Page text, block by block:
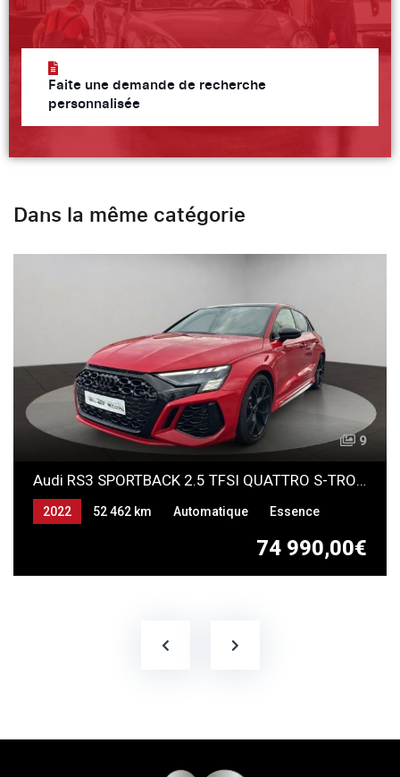
Faite une demande de recherche
personnalisée
Dans la même catégorie
9
Audi RS3 SPORTBACK 2.5 TFSI QUATTRO S-TRONIC
74 990,00€
2022 52 462 km Automatique Essence